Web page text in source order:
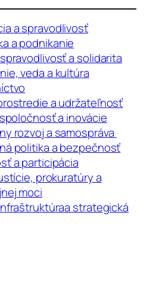
a spravodlivosť
a podnikanie
a solidarita
veda a kultúra
a udržateľnosť
a inovácie
rozvoj a samospráva
politika a bezpečnosť
a participácia
prokuratúry a
moci
strategická